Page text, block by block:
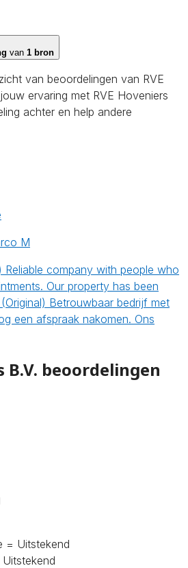
van 1 bron
van beoordelingen van RVE
ervaring met RVE Hoveniers
achter en help andere
M
Reliable company with people who
Our property has been
Betrouwbaar bedrijf met
een afspraak nakomen. Ons
B.V. beoordelingen
= Uitstekend